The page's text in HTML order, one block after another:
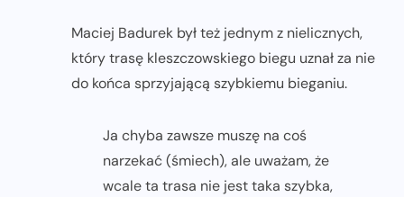
Maciej Badurek był też jednym z nielicznych,
który trasę kleszczowskiego biegu uznał za nie
do końca sprzyjającą szybkiemu bieganiu.
Ja chyba zawsze muszę na coś
narzekać (śmiech), ale uważam, że
wcale ta trasa nie jest taka szybka,